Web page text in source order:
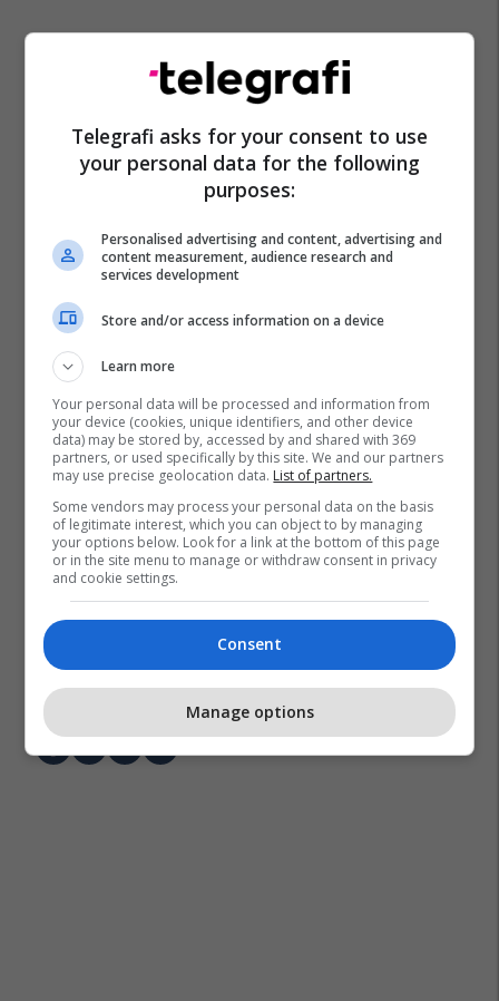
Telegrafi asks for your consent to use
your personal data for the following
purposes:
Personalised advertising and content, advertising and
content measurement, audience research and
services development
Store and/or access information on a device
Learn more
Your personal data will be processed and information from
your device (cookies, unique identifiers, and other device
data) may be stored by, accessed by and shared with 369
partners, or used specifically by this site. We and our partners
may use precise geolocation data. List of partners.
Some vendors may process your personal data on the basis
of legitimate interest, which you can object to by managing
your options below. Look for a link at the bottom of this page
or in the site menu to manage or withdraw consent in privacy
and cookie settings.
Consent
Manage options